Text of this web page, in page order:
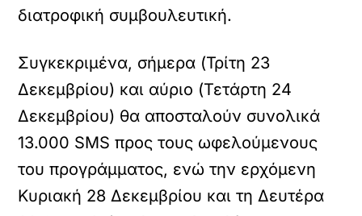
διατροφική συμβουλευτική.
Συγκεκριμένα, σήμερα (Τρίτη 23
Δεκεμβρίου) και αύριο (Τετάρτη 24
Δεκεμβρίου) θα αποσταλούν συνολικά
13.000 SMS προς τους ωφελούμενους
του προγράμματος, ενώ την ερχόμενη
Κυριακή 28 Δεκεμβρίου και τη Δευτέρα